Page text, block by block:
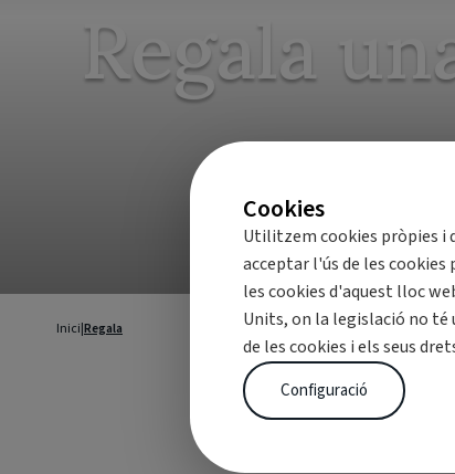
Regala
Inici|Regala
Cookies
Utilitzem cookies pròpies i
acceptar l'ús de les
les cookies d'aquest lloc
Units, on la legislació no té
de les cookies i els seus
Configuració